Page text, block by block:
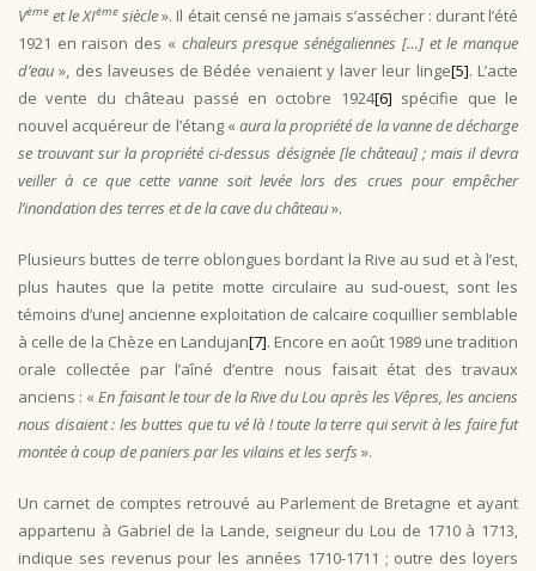
Vème et le XIème siècle». Il était censé ne jamais s’assécher : durant l’été
1921 en raison des « chaleurs presque sénégaliennes […] et le manque
d’eau », des laveuses de Bédée venaient y laver leur linge[5]. L’acte
de vente du château passé en octobre 1924[6] spécifie que le
nouvel acquéreur de l’étang «aura la propriété de la vanne de décharge
se trouvant sur la propriété ci-dessus désignée [le château] ; mais il devra
veiller à ce que cette vanne soit levée lors des crues pour empêcher
l’inondation des terres et de la cave du château».
Plusieurs buttes de terre oblongues bordant la Rive au sud et à l’est,
plus hautes que la petite motte circulaire au sud-ouest, sont les
témoins d’uneJ ancienne exploitation de calcaire coquillier semblable
à celle de la Chèze en Landujan[7]. Encore en août 1989 une tradition
orale collectée par l’aîné d’entre nous faisait état des travaux
anciens : «En faisant le tour de la Rive du Lou après les Vêpres, les anciens
nous disaient : les buttes que tu vé là ! toute la terre qui servit à les faire fut
montée à coup de paniers par les vilains et les serfs ».
Un carnet de comptes retrouvé au Parlement de Bretagne et ayant
appartenu à Gabriel de la Lande, seigneur du Lou de 1710 à 1713,
indique ses revenus pour les années 1710-1711 ; outre des loyers